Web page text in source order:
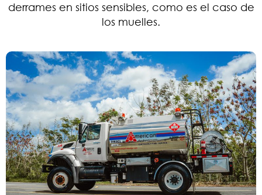
derrames en sitios sensibles, como es el caso de
los muelles.